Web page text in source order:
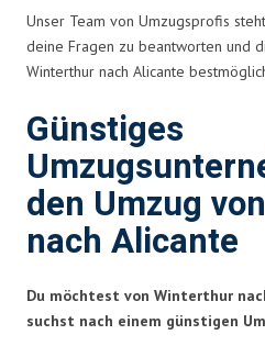
Unser Team von Umzugsprofis
deine Fragen zu beantworten und
Winterthur nach Alicante
Günstiges
den Umzug
nach Alicante
Du möchtest von Winterthur
suchst nach einem günstigen